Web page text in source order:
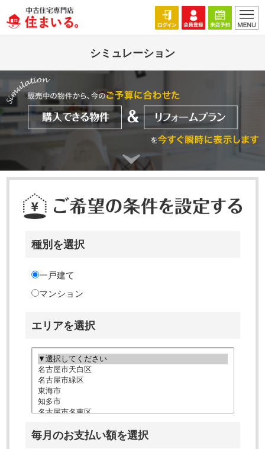
シミュレーション
種別を選択
一戸建て
マンション
エリアを選択
毎月のお支払い額を選択